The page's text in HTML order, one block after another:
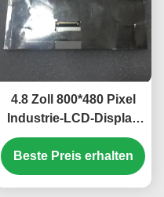
4.8 Zoll 800*480 Pixel
Industrie-LCD-Display
mit WLED-
Hintergrundbeleuchtung
TFT-LCD-Panel für
Beste Preis erhalten